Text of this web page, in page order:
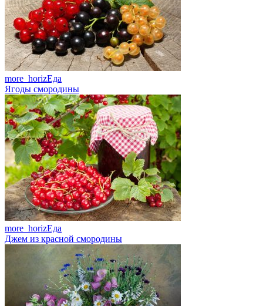
more_horizЕда
Ягоды смородины
more_horizЕда
Джем из красной смородины